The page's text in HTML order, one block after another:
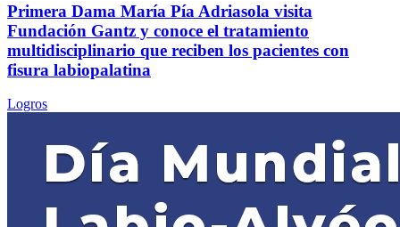
Primera Dama María Pía Adriasola visita
Fundación Gantz y conoce el tratamiento
multidisciplinario que reciben los pacientes con
fisura labiopalatina
Logros